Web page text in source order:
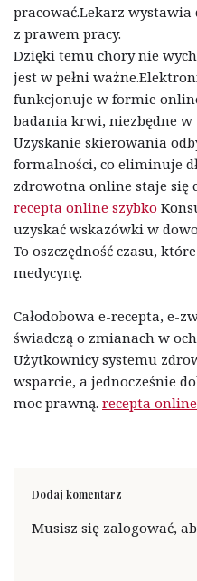
pracować.Lekarz
z prawem pracy.
Dzięki temu chory nie
jest w pełni
funkcjonuje w formie
badania krwi, niezbędne w
Uzyskanie skierowania
formalności, co eliminuje
zdrowotna online staje się
recepta online szybko
uzyskać wskazówki w
To oszczędność czasu,
medycynę.
Całodobowa e-recepta, e-
świadczą o zmianach w
Użytkownicy systemu
wsparcie, a jednocześnie
moc prawną. recepta online
Dodaj komentarz
Musisz się zalogować,